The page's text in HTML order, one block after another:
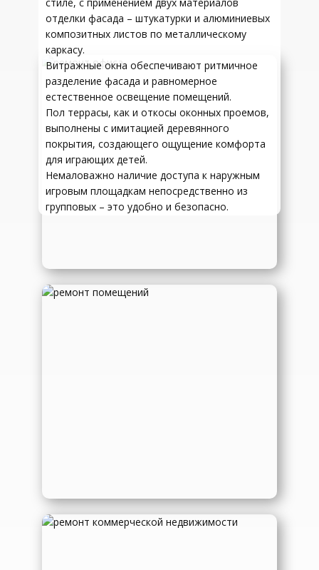
отделки фасада – штукатурки и алюминиевых
композитных листов по металлическому
каркасу.
Витражные окна обеспечивают ритмичное
разделение фасада и равномерное
естественное освещение помещений.
Пол террасы, как и откосы оконных проемов,
выполнены с имитацией деревянного
покрытия, создающего ощущение комфорта
для играющих детей.
Немаловажно наличие доступа к наружным
игровым площадкам непосредственно из
групповых – это удобно и безопасно.